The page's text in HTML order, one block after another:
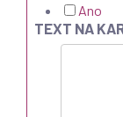
Ano
TEXT NA